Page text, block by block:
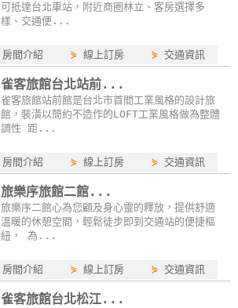
可抵達台北車站，附近商圈林立、客房選擇多
樣、交通便...
房間介紹 ⋟線上訂房 ⋟ 交通資訊
雀客旅館台北站前...
雀客旅館站前館是台北市首間工業風格的設計旅
館，裝潢以簡約不造作的LOFT工業風格做為整體
調性 距...
房間介紹 ⋟線上訂房 ⋟ 交通資訊
旅樂序旅館二館...
旅樂序二館心為您顧及身心靈的釋放，提供舒適
溫暖的休憩空間，輕鬆徒步即到交通站的便捷樞
紐， 為...
房間介紹 ⋟線上訂房 ⋟ 交通資訊
雀客旅館台北松江...